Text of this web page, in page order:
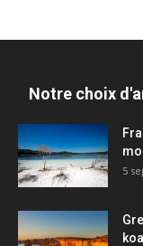
Notre choix
5